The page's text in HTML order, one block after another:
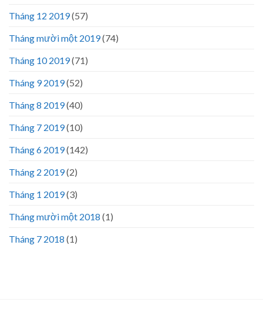
Tháng 12 2019(57)
Tháng mười một 2019(74)
Tháng 10 2019(71)
Tháng 9 2019(52)
Tháng 8 2019(40)
Tháng 7 2019(10)
Tháng 6 2019(142)
Tháng 2 2019(2)
Tháng 1 2019(3)
Tháng mười một 2018 (1)
Tháng 7 2018 (1)